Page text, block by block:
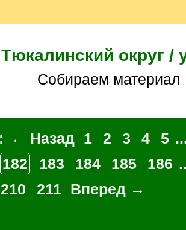
Тюкалинский округ /
Собираем материал
← Назад 1 2 3 4 5
182 183 184 185 186
210 211 Вперед →